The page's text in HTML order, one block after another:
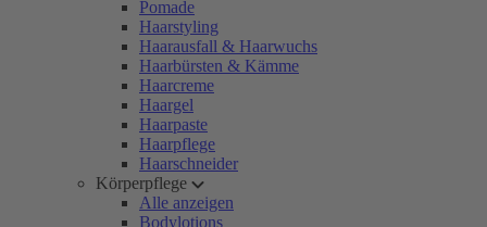
Pomade
Haarstyling
Haarausfall & Haarwuchs
Haarbürsten & Kämme
Haarcreme
Haargel
Haarpaste
Haarpflege
Haarschneider
Körperpflege
Alle anzeigen
Bodylotions